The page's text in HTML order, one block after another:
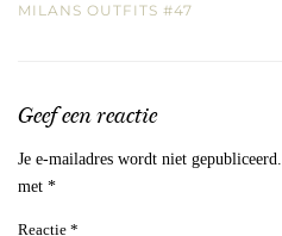
MILANS OUTFITS #47
Geef een reactie
Je e-mailadres wordt niet gepubliceerd.
met *
Reactie *